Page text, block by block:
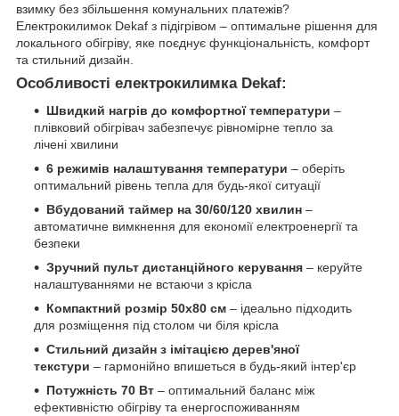
взимку без збільшення комунальних платежів?
Електрокилимок Dekaf з підігрівом – оптимальне рішення для
локального обігріву, яке поєднує функціональність, комфорт
та стильний дизайн.
Особливості електрокилимка Dekaf:
Швидкий нагрів до комфортної температури –
плівковий обігрівач забезпечує рівномірне тепло за
лічені хвилини
6 режимів налаштування температури – оберіть
оптимальний рівень тепла для будь-якої ситуації
Вбудований таймер на 30/60/120 хвилин –
автоматичне вимкнення для економії електроенергії та
безпеки
Зручний пульт дистанційного керування – керуйте
налаштуваннями не встаючи з крісла
Компактний розмір 50х80 см – ідеально підходить
для розміщення під столом чи біля крісла
Стильний дизайн з імітацією дерев'яної
текстури – гармонійно впишеться в будь-який інтер'єр
Потужність 70 Вт – оптимальний баланс між
ефективністю обігріву та енергоспоживанням